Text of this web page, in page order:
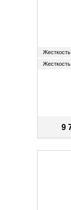
Жесткость
9